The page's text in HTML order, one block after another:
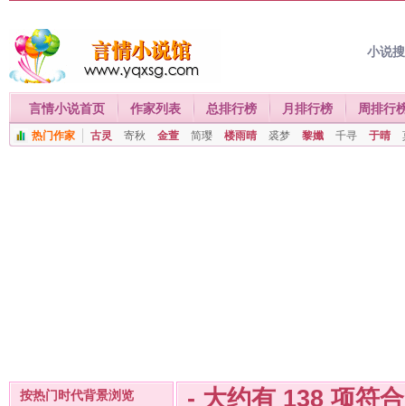
小说
言情小说首页 作家列表 总排行榜 月排行榜 周排行
热门作家 古灵 寄秋 金萱 简璎 楼雨晴 裘梦 黎孅 千寻 于晴
按热门时代背景浏览 - 大约有 138 项符